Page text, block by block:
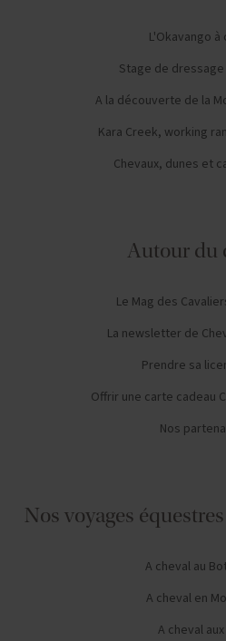
L'Okavango à
Stage de
A la découverte de la
Kara Creek, working
Chevaux, dunes et
Autour du
Le Mag des
La newsletter de
Prendre sa
Offrir une carte cadeau
Nos
Nos voyages
A cheval au
A cheval en
A cheval aux